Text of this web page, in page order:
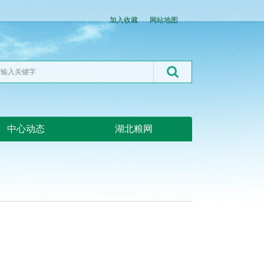
加入收藏 网站地图
中心动态 湖北粮网